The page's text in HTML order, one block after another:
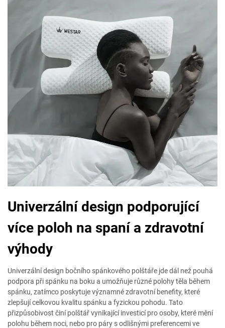
Univerzální design podporující
více poloh na spaní a zdravotní
výhody
Univerzální design bočního spánkového polštáře jde dál než pouhá
podpora při spánku na boku a umožňuje různé polohy těla během
spánku, zatímco poskytuje významné zdravotní benefity, které
zlepšují celkovou kvalitu spánku a fyzickou pohodu. Tato
přizpůsobivost činí polštář vynikající investicí pro osoby, které mění
polohu během noci, nebo pro páry s odlišnými preferencemi ve